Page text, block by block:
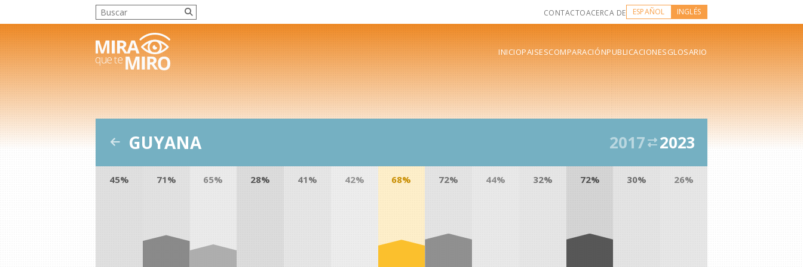
CONTACTOACERCA DE ESPAÑOL INGLÉS
INICIOPAISESCOMPARACIÓNPUBLICACIONESGLOSARIO
GUYANA 2017 2023
45% 71% 65% 28% 41% 42% 68% 72% 44% 32% 72% 30% 26%